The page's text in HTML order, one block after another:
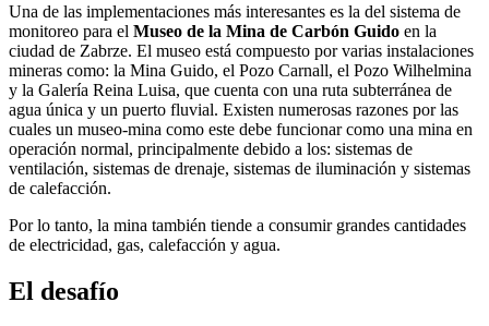
Una de las implementaciones más interesantes es la del sistema de
monitoreo para el Museo de la Mina de Carbón Guido en la
ciudad de Zabrze. El museo está compuesto por varias instalaciones
mineras como: la Mina Guido, el Pozo Carnall, el Pozo Wilhelmina
y la Galería Reina Luisa, que cuenta con una ruta subterránea de
agua única y un puerto fluvial. Existen numerosas razones por las
cuales un museo-mina como este debe funcionar como una mina en
operación normal, principalmente debido a los: sistemas de
ventilación, sistemas de drenaje, sistemas de iluminación y sistemas
de calefacción.
Por lo tanto, la mina también tiende a consumir grandes cantidades
de electricidad, gas, calefacción y agua.
El desafío